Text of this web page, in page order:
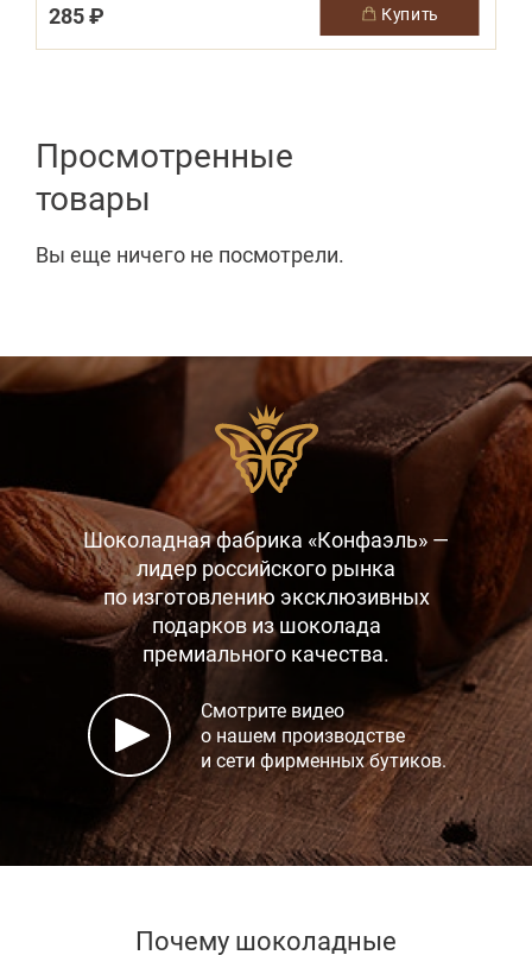
285 ₽ купить
Просмотренные
товары
Вы еще ничего не посмотрели.
Шоколадная фабрика «Конфаэль» —
лидер российского рынка
по изготовлению эксклюзивных
подарков из шоколада
премиального качества.
Смотрите видео
о нашем производстве
и сети фирменных бутиков.
Почему шоколадные